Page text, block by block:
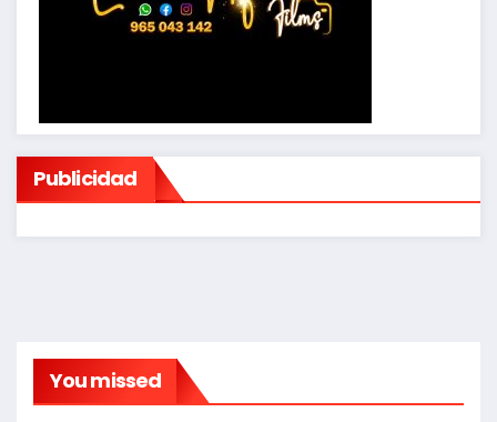
Publicidad
You missed